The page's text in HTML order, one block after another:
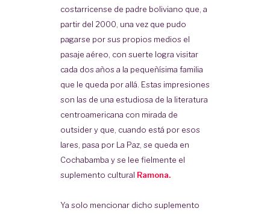
costarricense de padre boliviano que, a
partir del 2000, una vez que pudo
pagarse por sus propios medios el
pasaje aéreo, con suerte logra visitar
cada dos años a la pequeñísima familia
que le queda por allá. Estas impresiones
son las de una estudiosa de la literatura
centroamericana con mirada de
outsider y que, cuando está por esos
lares, pasa por La Paz, se queda en
Cochabamba y se lee fielmente el
suplemento cultural Ramona.
Ya solo mencionar dicho suplemento